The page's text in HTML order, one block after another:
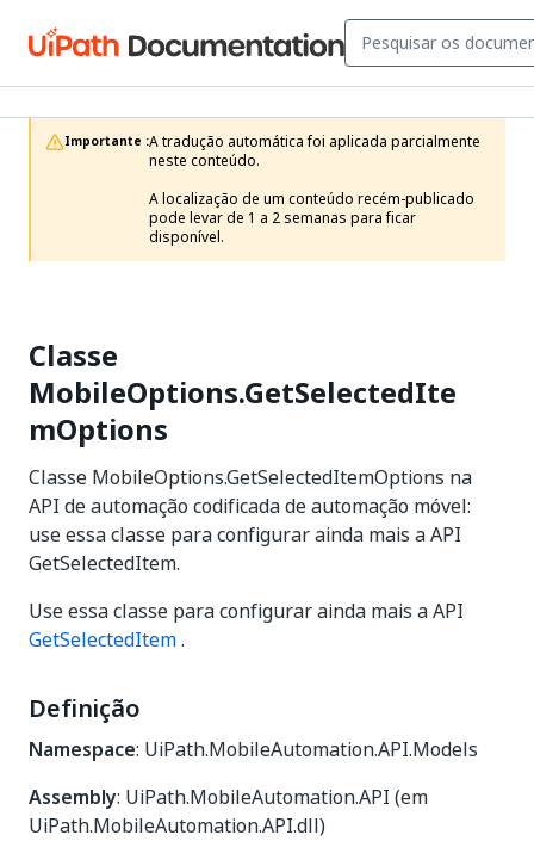
Importante :A tradução automática foi aplicada parcialmente
neste conteúdo.
A localização de um conteúdo recém-publicado
pode levar de 1 a 2 semanas para ficar
disponível.
Classe
MobileOptions.GetSelectedIte
mOptions
Classe MobileOptions.GetSelectedItemOptions na
API de automação codificada de automação móvel:
use essa classe para configurar ainda mais a API
GetSelectedItem.
Use essa classe para configurar ainda mais a API
GetSelectedItem.
Definição
Namespace: UiPath.MobileAutomation.API.Models
Assembly: UiPath.MobileAutomation.API (em
UiPath.MobileAutomation.API.dll)